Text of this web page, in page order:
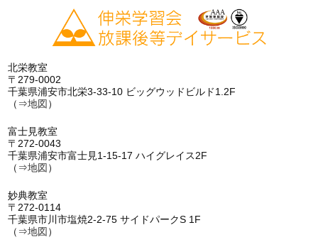
北栄教室
〒279-0002
千葉県浦安市北栄3-33-10 ビッグウッドビルド1.2F
（⇒地図 ）
富士見教室
〒272-0043
千葉県浦安市富士見1-15-17 ハイグレイス2F
（⇒地図 ）
妙典教室
〒272-0114
千葉県市川市塩焼2-2-75 サイドパークS 1F
（⇒地図 ）